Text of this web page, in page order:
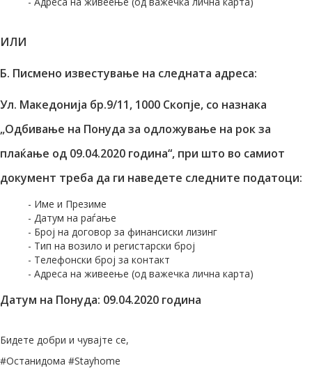
ИЛИ
Б. Писмено известување на следната адреса:
Ул. Македонија бр.9/11, 1000 Скопје, со назнака
„Одбивање на Понуда за одложување на рок за
плаќање од 09.04.2020 година“, при што во самиот
документ треба да ги наведете следните податоци:
- Име и Презиме
- Датум на раѓање
- Број на договор за финансиски лизинг
- Тип на возило и регистарски број
- Телефонски број за контакт
- Адреса на живеење (од важечка лична карта)
Датум на Понуда: 09.04.2020 година
Бидете добри и чувајте се,
#Останидома #Stayhome